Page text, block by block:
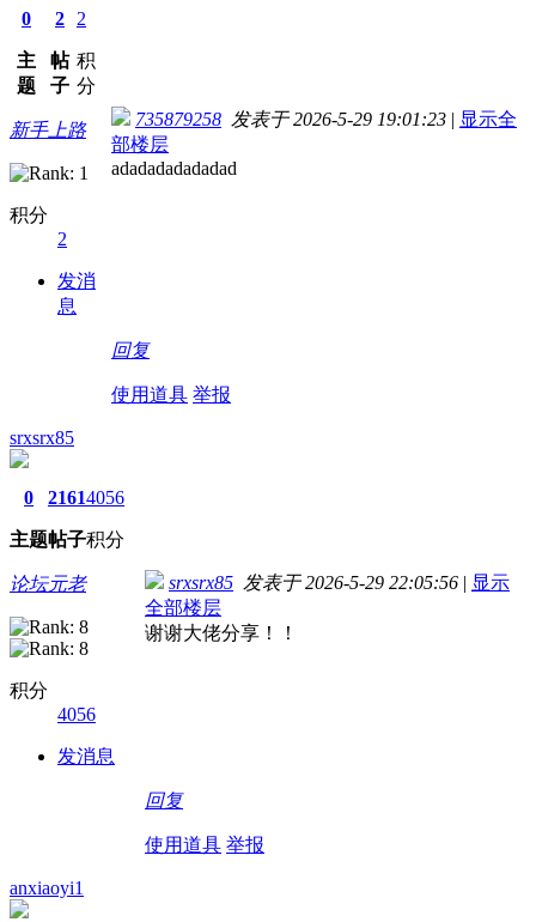
0
主
题
2
帖
子
2
积
分
新手上路
积分
2
发消
息
735879258 发表于 2026-5-29 19:01:23 | 显示全
部楼层
adadadadadadad
回复
使用道具 举报
srxsrx85
0
主题
2161
帖子
4056
积分
论坛元老
积分
4056
发消息
srxsrx85 发表于 2026-5-29 22:05:56 | 显示
全部楼层
谢谢大佬分享！！
回复
使用道具 举报
anxiaoyi1